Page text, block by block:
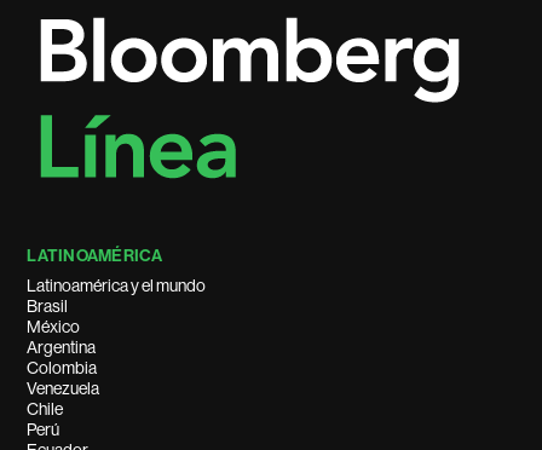
LATINOAMÉRICA
Latinoamérica y el mundo
Brasil
México
Argentina
Colombia
Venezuela
Chile
Perú